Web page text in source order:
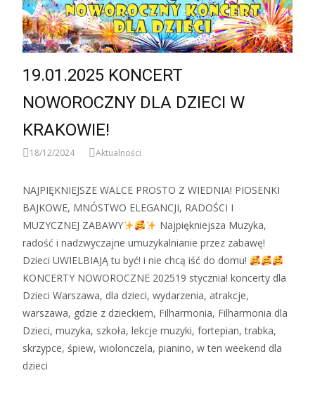
19.01.2025 KONCERT
NOWOROCZNY DLA DZIECI W
KRAKOWIE!
18/12/2024 Aktualności
NAJPIĘKNIEJSZE WALCE PROSTO Z WIEDNIA! PIOSENKI
BAJKOWE, MNÓSTWO ELEGANCJI, RADOŚCI I
MUZYCZNEJ ZABAWY
Najpiękniejsza Muzyka,
radość i nadzwyczajne umuzykalnianie przez zabawę!
Dzieci UWIELBIAJĄ tu być! i nie chcą iść do domu!
KONCERTY NOWOROCZNE 202519 stycznia! koncerty dla
Dzieci Warszawa, dla dzieci, wydarzenia, atrakcje,
warszawa, gdzie z dzieckiem, Filharmonia, Filharmonia dla
Dzieci, muzyka, szkoła, lekcje muzyki, fortepian, trabka,
skrzypce, śpiew, wiolonczela, pianino, w ten weekend dla
dzieci